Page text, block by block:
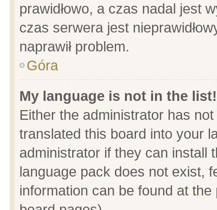
prawidłowo, a czas nadal jest
czas serwera jest
naprawił problem.
Góra
My language is not in the list!
Either the administrator has
translated this board into your
administrator if they can install
language pack does not exist,
information can be found at